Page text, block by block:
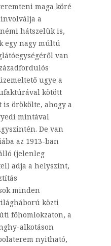
maga köré
a
hátszelük is,
egy nagy múltú
van
ugye a
kötött
is örökölte, ahogy a
mintával
De van
az 1913-ban
(jelenleg
adja a helyszínt,
minden
közti
főhomlokzaton, a
alkotáson
nyitható,